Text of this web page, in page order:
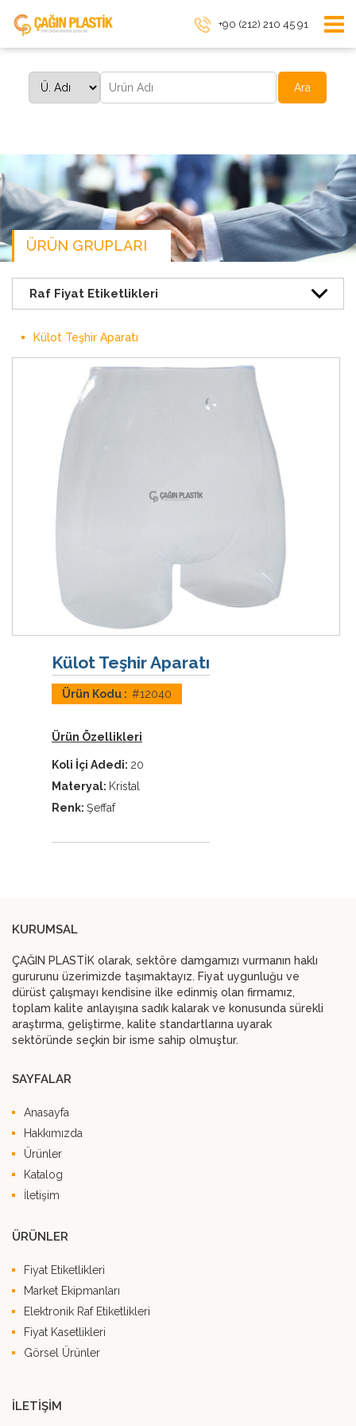
+90 (212) 210 45 91
Ara
ÜRÜN GRUPLARI
Külot Teşhir Aparatı
Külot Teşhir Aparatı
Ürün Kodu : #12040
Ürün Özellikleri
Koli İçi Adedi: 20
Materyal: Kristal
Renk: Şeffaf
KURUMSAL
ÇAĞIN PLASTİK olarak, sektöre damgamızı vurmanın haklı
gururunu üzerimizde taşımaktayız. Fiyat uygunluğu ve
dürüst çalışmayı kendisine ilke edinmiş olan firmamız,
toplam kalite anlayışına sadık kalarak ve konusunda sürekli
araştırma, geliştirme, kalite standartlarına uyarak
sektöründe seçkin bir isme sahip olmuştur.
SAYFALAR
Anasayfa
Hakkımızda
Ürünler
Katalog
İletişim
ÜRÜNLER
Fiyat Etiketlikleri
Market Ekipmanları
Elektronik Raf Etiketlikleri
Fiyat Kasetlikleri
Görsel Ürünler
İLETİŞİM